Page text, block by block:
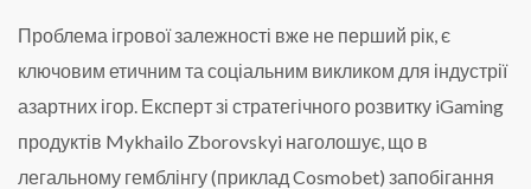
Проблема ігрової залежності вже не перший рік, є
ключовим етичним та соціальним викликом для індустрії
азартних ігор. Експерт зі стратегічного розвитку iGaming
продуктів Mykhailo Zborovskyi наголошує, що в
легальному гемблінгу (приклад Cosmobet) запобігання